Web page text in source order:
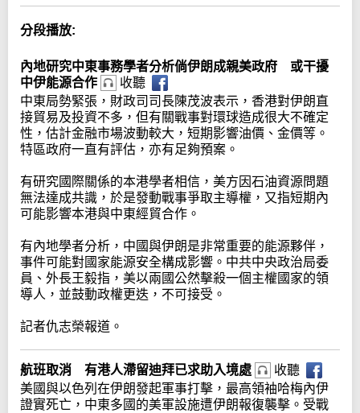
分段播放:
內地研究中東事務學者分析倘伊朗成親美政府 或干擾
中伊能源合作
收聽
中東局勢緊張，財政司司長陳茂波表示，香港對伊朗直
接貿易及投資不多，但有關戰事對環球造成很大不確定
性，估計金融市場波動較大，短期影響油價、金價等。
特區政府一直有評估，亦有足夠預案。
有研究國際關係的本港學者相信，美方因石油資源問題
無法達成共識，於是發動戰事爭取主導權，又指短期內
可能影響本港與中東經貿合作。
有內地學者分析，中國與伊朗是非常重要的能源夥伴，
事件可能對國家能源安全構成影響。中共中央政治局委
員、外長王毅指，美以兩國公然擊殺一個主權國家的領
導人，並鼓動政權更迭，不可接受。
記者仇志榮報道。
航班取消 有港人滯留迪拜已求助入境處
收聽
美國與以色列在伊朗發起軍事打擊，最高領袖哈梅內伊
證實死亡，中東多國的美軍設施遭伊朗報復襲擊。受戰